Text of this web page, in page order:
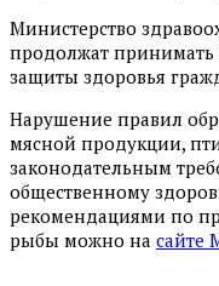
Министерство
продолжат
защиты здоровья
Нарушение правил
мясной продукции,
законодательным
общественному
рекомендациями по
рыбы можно на сайте